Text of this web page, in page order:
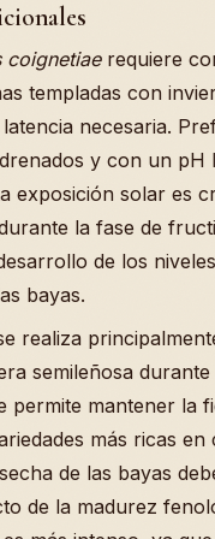
coignetiaerequiere
templadas con
necesaria.
y con un pH
exposición solar es
la fase de
de los
bayas.
realiza
semileñosa
permite mantener la
más ricas en
de las bayas
de la madurez